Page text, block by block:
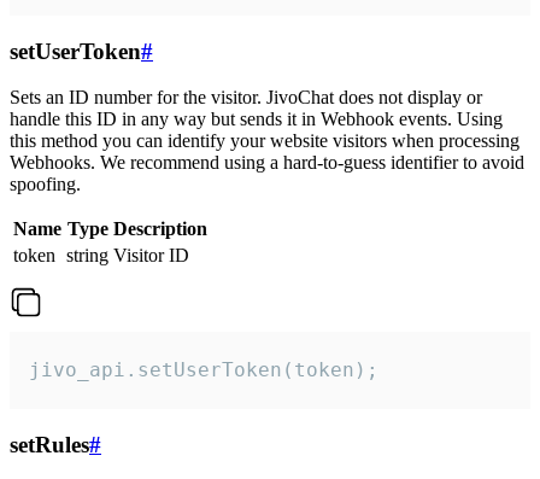
setUserToken#
Sets an ID number for the visitor. JivoChat does not display or
handle this ID in any way but sends it in Webhook events. Using
this method you can identify your website visitors when processing
Webhooks. We recommend using a hard-to-guess identifier to avoid
spoofing.
Name Type Description
token string Visitor ID
jivo_api.setUserToken(token);
setRules#